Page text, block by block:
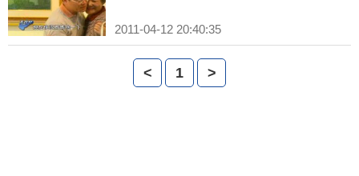
2011-04-12 20:40:35
< 1 >